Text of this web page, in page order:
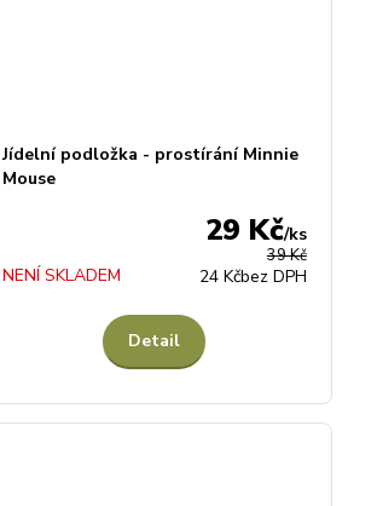
Jídelní podložka - prostírání Minnie
Mouse
39 Kč
29 Kč/ks
24 Kčbez DPH
NENÍ SKLADEM
Detail